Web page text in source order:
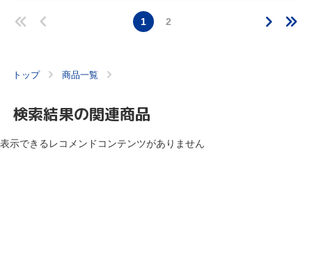
1 2
トップ 商品一覧
検索結果の関連商品
表示できるレコメンドコンテンツがありません